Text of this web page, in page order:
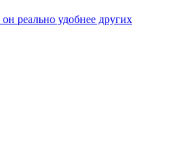
реально удобнее других